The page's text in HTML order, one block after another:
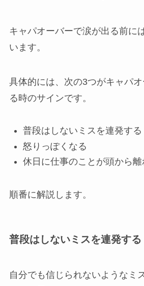
キャパオーバーで涙が出る前に
います。
具体的には、次の3つがキャパ
る時のサインです。
普段はしないミスを連発する
怒りっぽくなる
休日に仕事のことが頭から離
順番に解説します。
普段はしないミスを連発する
自分でも信じられないようなミ